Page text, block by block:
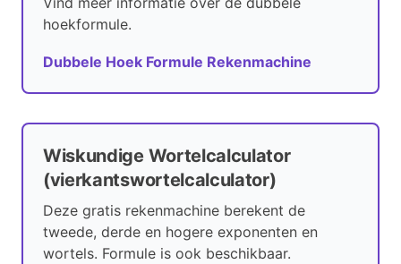
hoekformule.
Dubbele Hoek Formule Rekenmachine
Wiskundige Wortelcalculator
(vierkantswortelcalculator)
Deze gratis rekenmachine berekent de
tweede, derde en hogere exponenten en
wortels. Formule is ook beschikbaar.